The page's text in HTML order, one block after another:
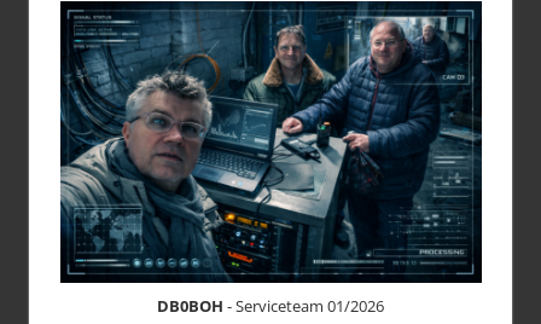
DB0BOH - Serviceteam 01/2026